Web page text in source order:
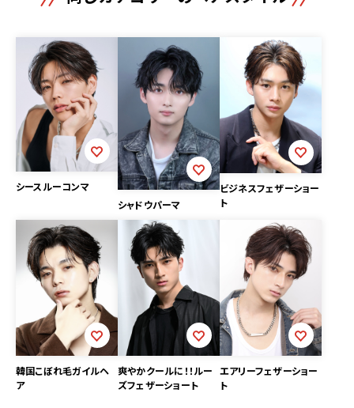
シースルーコンマ
シャドウパーマ
ビジネスフェザーショー
ト
韓国こぼれ毛ガイルヘ
ア
爽やかクールに！！ルー
ズフェザーショート
エアリーフェザーショー
ト